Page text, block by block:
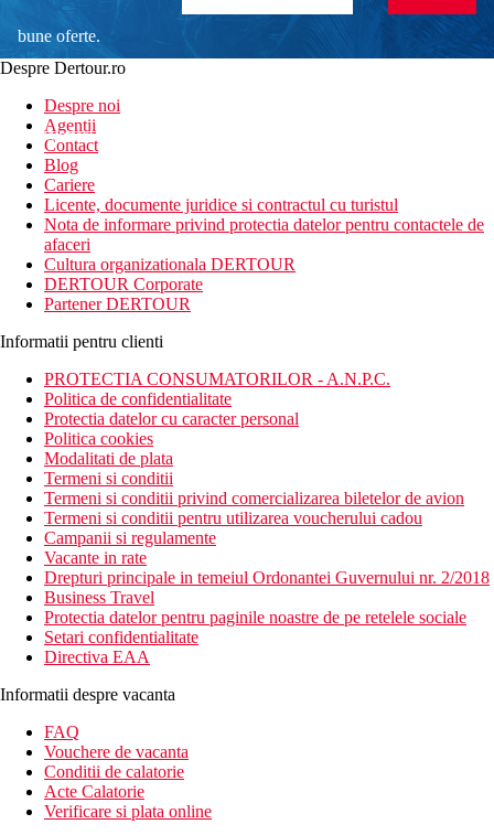
bune oferte.
newsletter!
Despre Dertour.ro
Despre noi
Agentii
Contact
Blog
Cariere
Licente, documente juridice si contractul cu turistul
Nota de informare privind protectia datelor pentru contactele de
afaceri
Cultura organizationala DERTOUR
DERTOUR Corporate
Partener DERTOUR
Informatii pentru clienti
PROTECTIA CONSUMATORILOR - A.N.P.C.
Politica de confidentialitate
Protectia datelor cu caracter personal
Politica cookies
Modalitati de plata
Termeni si conditii
Termeni si conditii privind comercializarea biletelor de avion
Termeni si conditii pentru utilizarea voucherului cadou
Campanii si regulamente
Vacante in rate
Drepturi principale in temeiul Ordonantei Guvernului nr. 2/2018
Business Travel
Protectia datelor pentru paginile noastre de pe retelele sociale
Setari confidentialitate
Directiva EAA
Informatii despre vacanta
FAQ
Vouchere de vacanta
Conditii de calatorie
Acte Calatorie
Verificare si plata online